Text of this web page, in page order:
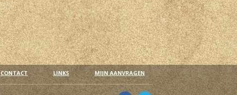
CONTACT LINKS MIJN AANVRAGEN